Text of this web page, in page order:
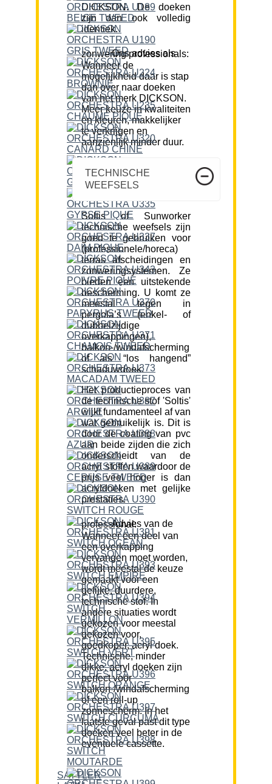
DICKSON. De doeken
zijn dan ook volledig
identiek.
Ons advies als zonwering professionals:
Wanneer de
mogelijkheid daar is stap
dan over naar doeken
van het merk DICKSON.
Meer keuze in kwaliteiten
en kleuren, makkelijker
te verkrijgen en
aanzienlijk minder duur.
TECHNISCHE
WEEFSELS
Soltis of Sunworker
technische weefsels zijn
goed te gebruiken voor
(professionele/horeca)
terras afscheidingen en
zonweringsystemen. Ze
bieden een uitstekende
bescherming. U komt ze
meestal tegen in
pergola’s (enkel- of
dubbelzijdige
overkappingen),
balkon-/windafscherming
of als “los hangend”
schaduwdoek.
Het productieproces van
de technische stof 'Soltis'
wijkt fundamenteel af van
wat gebruikelijk is. Dit is
door de coating van pvc
aan beide zijden die zich
onderscheidt van de
acryl stoffen waardoor de
prijs veel hoger is dan
acryldoeken met gelijke
prestaties.
Advies van de professional:
Wanneer een deel van
een overkapping
vervangen moet worden,
wordt meestal de keuze
gemaakt voor een
gelijke, duurdere,
technische stof. In
andere situaties wordt
gekozen voor meestal
gekozen voor,
goedkoper, acryl doek.
Technische, minder
dikke, acryl doeken zijn
perfect voor
balkon-/windafscherming
of een roll-up
zonnescherm. In het
laatste geval past dit type
doeken veel beter in de
eventuele cassette.
SATTLER